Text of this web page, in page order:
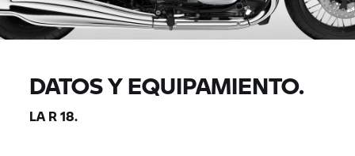
DATOS Y EQUIPAMIENTO.
LA R 18.